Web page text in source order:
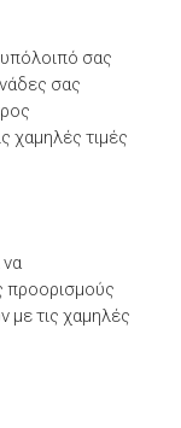
σας
σας
χαμηλές τιμές
προορισμούς
με τις χαμηλές